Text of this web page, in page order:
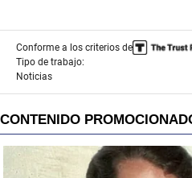
Conforme a los criterios de
Tipo de trabajo:
Noticias